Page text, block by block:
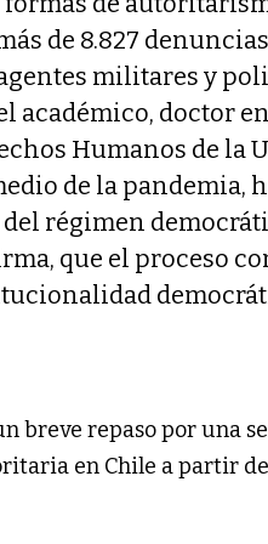
de 8.827
militares y
académico, doctor
Humanos de la
de la pandemia,
régimen
que el proceso
breve repaso por una
en Chile a partir